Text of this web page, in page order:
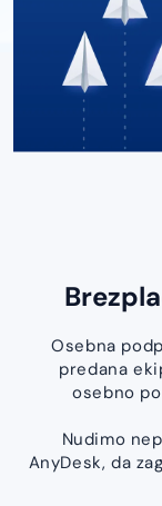
Osebna
predana
osebno
Nudimo
AnyDesk, da